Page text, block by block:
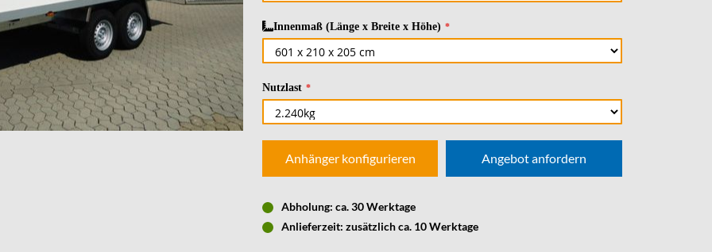
Innenmaß (Länge x Breite x Höhe)
Nutzlast
Anhänger konfigurieren Angebot anfordern
Abholung: ca. 30 Werktage
Anlieferzeit: zusätzlich ca. 10 Werktage